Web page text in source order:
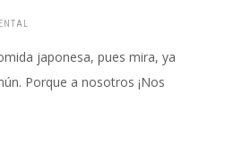
japonesa, pues mira, ya
Porque a nosotros ¡Nos